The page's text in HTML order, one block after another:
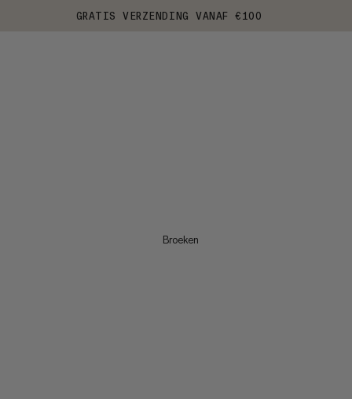
GRATIS VERZENDING VANAF €100
Broeken